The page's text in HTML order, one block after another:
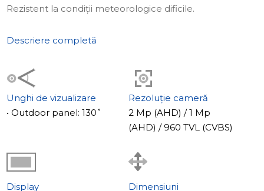
Rezistent la condiții meteorologice dificile.
Descriere completă
Unghi de vizualizare
• Outdoor panel: 130˚
Rezoluție cameră
2 Mp (AHD) / 1 Mp
(AHD) / 960 TVL (CVBS)
Display
Dimensiuni